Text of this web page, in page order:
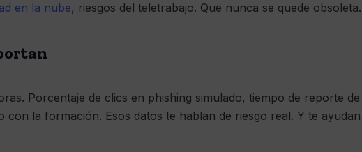
en la nube, riesgos del teletrabajo. Que nunca se quede obsoleta.
Porcentaje de clics en phishing simulado, tiempo de reporte de
con la formación. Esos datos te hablan de riesgo real. Y te